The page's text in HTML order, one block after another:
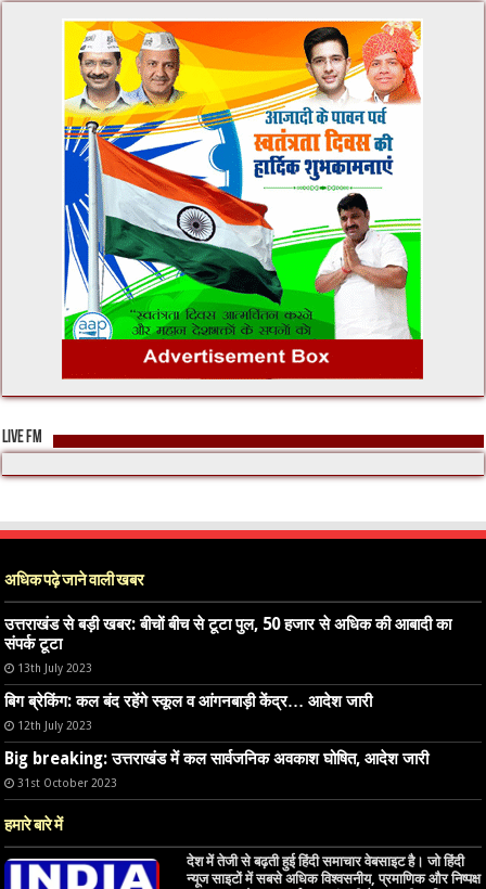
LIVE FM
अधिक पढ़े जाने वाली खबर
उत्तराखंड से बड़ी खबर: बीचों बीच से टूटा पुल, 50 हजार से अधिक की आबादी का
संपर्क टूटा
13th July 2023
बिग ब्रेकिंग: कल बंद रहेंगे स्कूल व आंगनबाड़ी केंद्र… आदेश जारी
12th July 2023
Big breaking: उत्तराखंड में कल सार्वजनिक अवकाश घोषित, आदेश जारी
31st October 2023
हमारे बारे में
देश में तेजी से बढ़ती हुई हिंदी समाचार वेबसाइट है। जो हिंदी
न्यूज साइटों में सबसे अधिक विश्वसनीय, प्रमाणिक और निष्पक्ष